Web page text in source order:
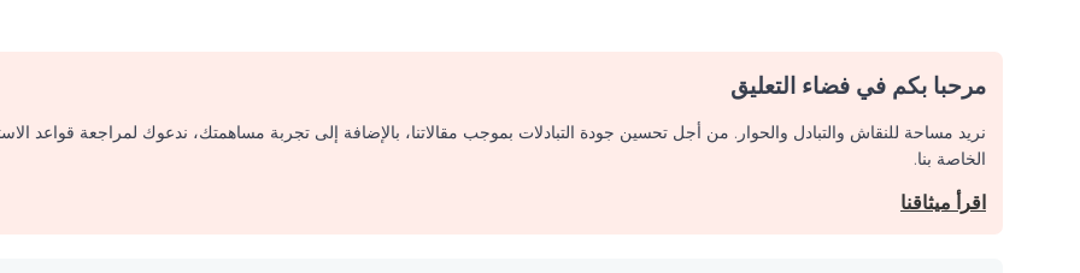
مرحبا بكم في فضاء التعليق
نريد مساحة للنقاش والتبادل والحوار. من أجل تحسين جودة التبادلات بموجب مقالاتنا، بالإضافة إلى تجربة مساهمتك، ندعوك لمراجعة قواعد
الخاصة بنا.
اقرأ ميثاقنا